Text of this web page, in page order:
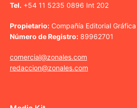
Tel. +54 11 5235 0896 Int 202
Propietario: Compañía Editorial
Número de Registro: 89962701
comercial@zonales.com
redaccion@zonales.com